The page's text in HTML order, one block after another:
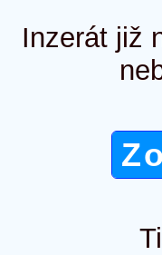
Inzerát již